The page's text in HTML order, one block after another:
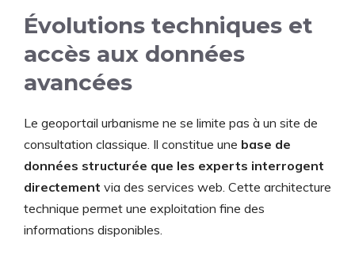
Évolutions techniques et
accès aux données
avancées
Le geoportail urbanisme ne se limite pas à un site de
consultation classique. Il constitue une base de
données structurée que les experts interrogent
directement via des services web. Cette architecture
technique permet une exploitation fine des
informations disponibles.